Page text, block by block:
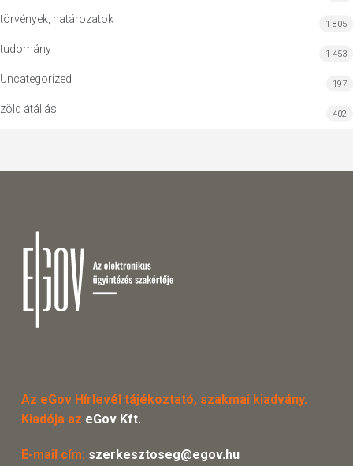
törvények, határozatok 1 805
tudomány 1 453
Uncategorized 197
zöld átállás 402
Az eGov Hírlevél tájékoztató, szakmai kiadvány.
Kiadója az eGov Kft.
E-mail cím: szerkesztoseg@egov.hu